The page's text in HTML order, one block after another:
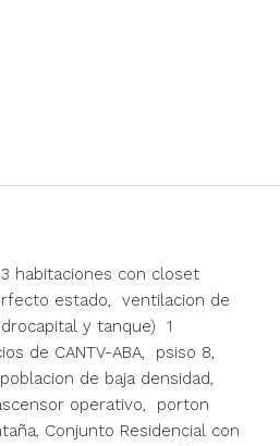
habitaciones con closet
estado, ventilacion de
y tanque) 1
de CANTV-ABA, psiso 8,
de baja densidad,
operativo, porton
Conjunto Residencial con